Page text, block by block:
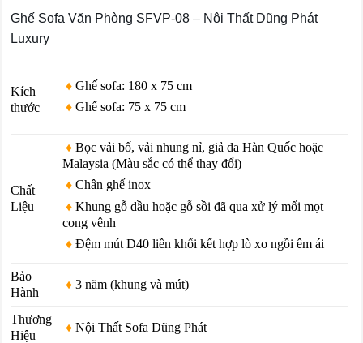
Ghế Sofa Văn Phòng SFVP-08 – Nội Thất Dũng Phát
Luxury
Kích
thước
♦Ghế sofa: 180 x 75 cm
♦Ghế sofa: 75 x 75 cm
Chất
Liệu
♦ Bọc vải bố, vải nhung nỉ, giả da Hàn Quốc hoặc
Malaysia (Màu sắc có thể thay đổi)
♦ Chân ghế inox
♦ Khung gỗ dầu hoặc gỗ sồi đã qua xử lý mối mọt
cong vênh
♦ Đệm mút D40 liền khối kết hợp lò xo ngồi êm ái
Bảo
Hành
♦3 năm (khung và mút)
Thương
Hiệu
♦Nội Thất Sofa Dũng Phát